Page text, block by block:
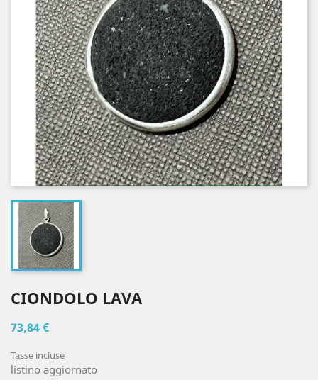
CIONDOLO LAVA
73,84 €
Tasse incluse
listino aggiornato